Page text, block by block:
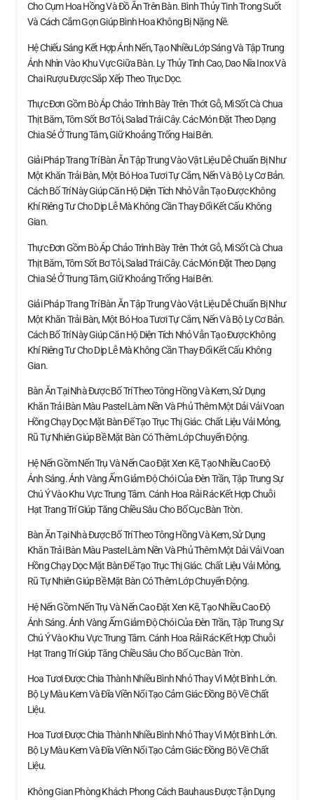
Cho Cụm Hoa Hồng Và Đồ Ăn Trên Bàn. Bình Thủy Tinh Trong Suốt
Và Cách Cắm Gọn Giúp Bình Hoa Không Bị Nặng Nề.
Hệ Chiếu Sáng Kết Hợp Ánh Nến, Tạo Nhiều Lớp Sáng Và Tập Trung
Ánh Nhìn Vào Khu Vực Giữa Bàn. Ly Thủy Tinh Cao, Dao Nĩa Inox Và
Chai Rượu Được Sắp Xếp Theo Trục Dọc.
Thực Đơn Gồm Bò Áp Chảo Trình Bày Trên Thớt Gỗ, Mì Sốt Cà Chua
Thịt Băm, Tôm Sốt Bơ Tỏi, Salad Trái Cây. Các Món Đặt Theo Dạng
Chia Sẻ Ở Trung Tâm, Giữ Khoảng Trống Hai Bên.
Giải Pháp Trang Trí Bàn Ăn Tập Trung Vào Vật Liệu Dễ Chuẩn Bị Như
Một Khăn Trải Bàn, Một Bó Hoa Tươi Tự Cắm, Nến Và Bộ Ly Cơ Bản.
Cách Bố Trí Này Giúp Căn Hộ Diện Tích Nhỏ Vẫn Tạo Được Không
Khí Riêng Tư Cho Dịp Lễ Mà Không Cần Thay Đổi Kết Cấu Không
Gian.
Thực Đơn Gồm Bò Áp Chảo Trình Bày Trên Thớt Gỗ, Mì Sốt Cà Chua
Thịt Băm, Tôm Sốt Bơ Tỏi, Salad Trái Cây. Các Món Đặt Theo Dạng
Chia Sẻ Ở Trung Tâm, Giữ Khoảng Trống Hai Bên.
Giải Pháp Trang Trí Bàn Ăn Tập Trung Vào Vật Liệu Dễ Chuẩn Bị Như
Một Khăn Trải Bàn, Một Bó Hoa Tươi Tự Cắm, Nến Và Bộ Ly Cơ Bản.
Cách Bố Trí Này Giúp Căn Hộ Diện Tích Nhỏ Vẫn Tạo Được Không
Khí Riêng Tư Cho Dịp Lễ Mà Không Cần Thay Đổi Kết Cấu Không
Gian.
Bàn Ăn Tại Nhà Được Bố Trí Theo Tông Hồng Và Kem, Sử Dụng
Khăn Trải Bàn Màu Pastel Làm Nền Và Phủ Thêm Một Dải Vải Voan
Hồng Chạy Dọc Mặt Bàn Để Tạo Trục Thị Giác. Chất Liệu Vải Mỏng,
Rũ Tự Nhiên Giúp Bề Mặt Bàn Có Thêm Lớp Chuyển Động.
Hệ Nến Gồm Nến Trụ Và Nến Cao Đặt Xen Kẽ, Tạo Nhiều Cao Độ
Ánh Sáng. Ánh Vàng Ấm Giảm Độ Chói Của Đèn Trần, Tập Trung Sự
Chú Ý Vào Khu Vực Trung Tâm. Cánh Hoa Rải Rác Kết Hợp Chuỗi
Hạt Trang Trí Giúp Tăng Chiều Sâu Cho Bố Cục Bàn Tròn.
Bàn Ăn Tại Nhà Được Bố Trí Theo Tông Hồng Và Kem, Sử Dụng
Khăn Trải Bàn Màu Pastel Làm Nền Và Phủ Thêm Một Dải Vải Voan
Hồng Chạy Dọc Mặt Bàn Để Tạo Trục Thị Giác. Chất Liệu Vải Mỏng,
Rũ Tự Nhiên Giúp Bề Mặt Bàn Có Thêm Lớp Chuyển Động.
Hệ Nến Gồm Nến Trụ Và Nến Cao Đặt Xen Kẽ, Tạo Nhiều Cao Độ
Ánh Sáng. Ánh Vàng Ấm Giảm Độ Chói Của Đèn Trần, Tập Trung Sự
Chú Ý Vào Khu Vực Trung Tâm. Cánh Hoa Rải Rác Kết Hợp Chuỗi
Hạt Trang Trí Giúp Tăng Chiều Sâu Cho Bố Cục Bàn Tròn.
Hoa Tươi Được Chia Thành Nhiều Bình Nhỏ Thay Vì Một Bình Lớn.
Bộ Ly Màu Kem Và Đĩa Viền Nổi Tạo Cảm Giác Đồng Bộ Về Chất
Liệu.
Hoa Tươi Được Chia Thành Nhiều Bình Nhỏ Thay Vì Một Bình Lớn.
Bộ Ly Màu Kem Và Đĩa Viền Nổi Tạo Cảm Giác Đồng Bộ Về Chất
Liệu.
Không Gian Phòng Khách Phong Cách Bauhaus Được Tận Dụng